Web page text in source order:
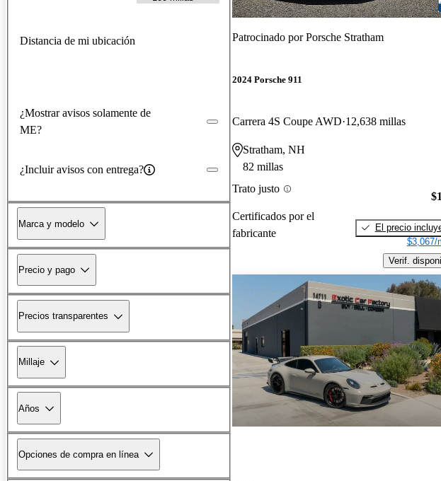
Distancia de mi ubicación
¿Mostrar avisos solamente de
ME?
¿Incluir avisos con entrega?
Marca y modelo
Precio y pago
Precios transparentes
Millaje
Años
Opciones de compra en línea
Patrocinado porPorsche Stratham
2024 Porsche 911
Carrera 4S Coupe AWD 12,638 millas
Stratham, NH
82 millas
Trato justo
Certificados por el
fabricante
El precio
$3,067/
Verif.